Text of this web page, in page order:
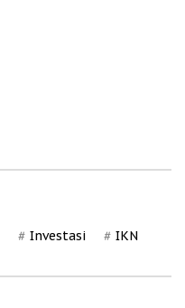
Investasi IKN